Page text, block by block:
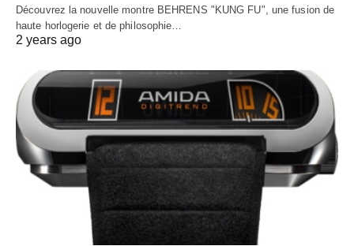
Découvrez la nouvelle montre BEHRENS "KUNG FU", une fusion de
haute horlogerie et de philosophie…
2 years ago